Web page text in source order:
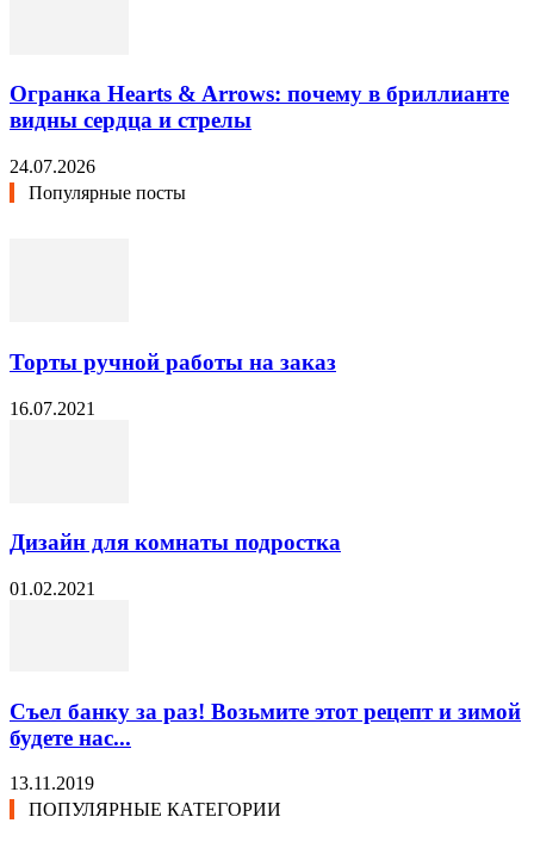
Огранка Hearts & Arrows: почему в бриллианте
видны сердца и стрелы
24.07.2026
Популярные посты
Торты ручной работы на заказ
16.07.2021
Дизайн для комнаты подростка
01.02.2021
Съел банку за раз! Возьмите этот рецепт и зимой
будете нас...
13.11.2019
ПОПУЛЯРНЫЕ КАТЕГОРИИ